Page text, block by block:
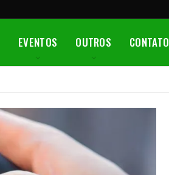
EVENTOS OUTROS CONTATO